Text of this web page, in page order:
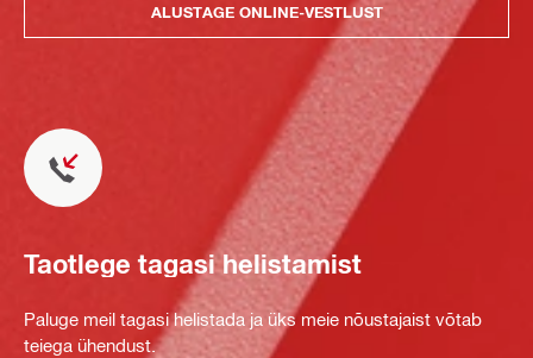
ALUSTAGE ONLINE-VESTLUST
Taotlege tagasi helistamist
Paluge meil tagasi helistada ja üks meie nõustajaist võtab
teiega ühendust.